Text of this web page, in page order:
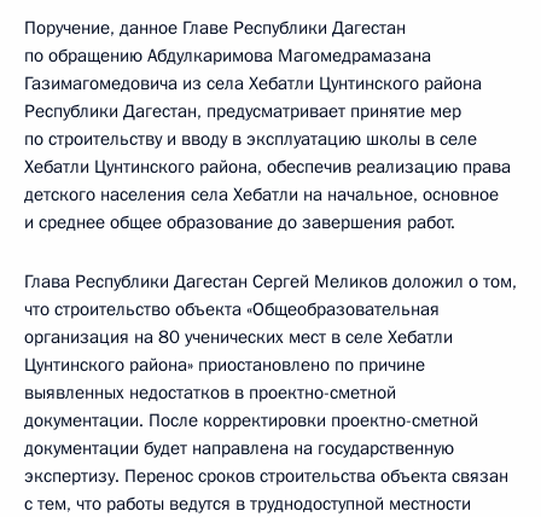
Поручение, данное Главе Республики Дагестан
по обращению Абдулкаримова Магомедрамазана
Газимагомедовича из села Хебатли Цунтинского района
Республики Дагестан, предусматривает принятие мер
по строительству и вводу в эксплуатацию школы в селе
Хебатли Цунтинского района, обеспечив реализацию права
детского населения села Хебатли на начальное, основное
и среднее общее образование до завершения работ.
Глава Республики Дагестан Сергей Меликов доложил о том,
что строительство объекта «Общеобразовательная
организация на 80 ученических мест в селе Хебатли
Цунтинского района» приостановлено по причине
выявленных недостатков в проектно-сметной
документации. После корректировки проектно-сметной
документации будет направлена на государственную
экспертизу. Перенос сроков строительства объекта связан
с тем, что работы ведутся в труднодоступной местности